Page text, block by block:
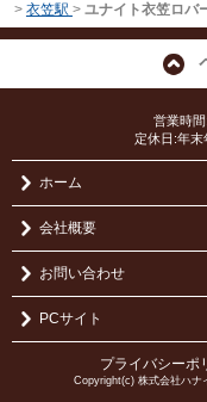
> 衣笠駅 > ユナイト衣笠ロバ
営業時
定休日:年末
ホーム
会社概要
お問い合わせ
PCサイト
プライバシーポ
Copyright(c) 株式会社ハナ